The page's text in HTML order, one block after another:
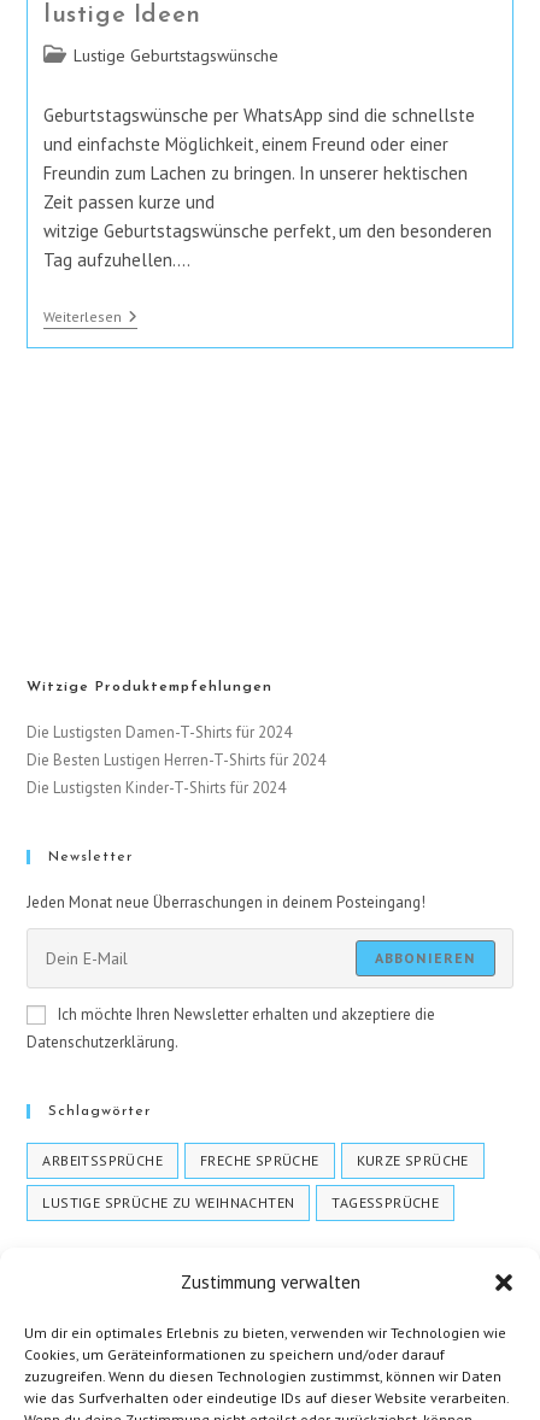
Zustimmung verwalten
Um dir ein optimales Erlebnis zu bieten, verwenden wir Technologien wie
Cookies, um Geräteinformationen zu speichern und/oder darauf
zuzugreifen. Wenn du diesen Technologien zustimmst, können wir Daten
wie das Surfverhalten oder eindeutige IDs auf dieser Website verarbeiten.
lustige Ideen
Beitrags-Lustige Geburtstagswünsche
Geburtstagswünsche per WhatsApp sind die schnellste
und einfachste Möglichkeit, einem Freund oder einer
Freundin zum Lachen zu bringen. In unserer hektischen
Zeit passen kurze und
witzige Geburtstagswünsche perfekt, um den besonderen
Tag aufzuhellen.…
WeiterlesenGeburtstagswünsche
Witzige Produktempfehlungen
Die Lustigsten Damen-T-Shirts für 2024
Die Besten Lustigen Herren-T-Shirts für 2024
Die Lustigsten Kinder-T-Shirts für 2024
Newsletter
Jeden Monat neue Überraschungen in deinem Posteingang!
ABBONIEREN
Ich möchte Ihren Newsletter erhalten und akzeptiere die
Datenschutzerklärung.
Schlagwörter
ARBEITSSPRÜCHE FRECHE SPRÜCHE KURZE SPRÜCHE
LUSTIGE SPRÜCHE ZU WEIHNACHTEN TAGESSPRÜCHE